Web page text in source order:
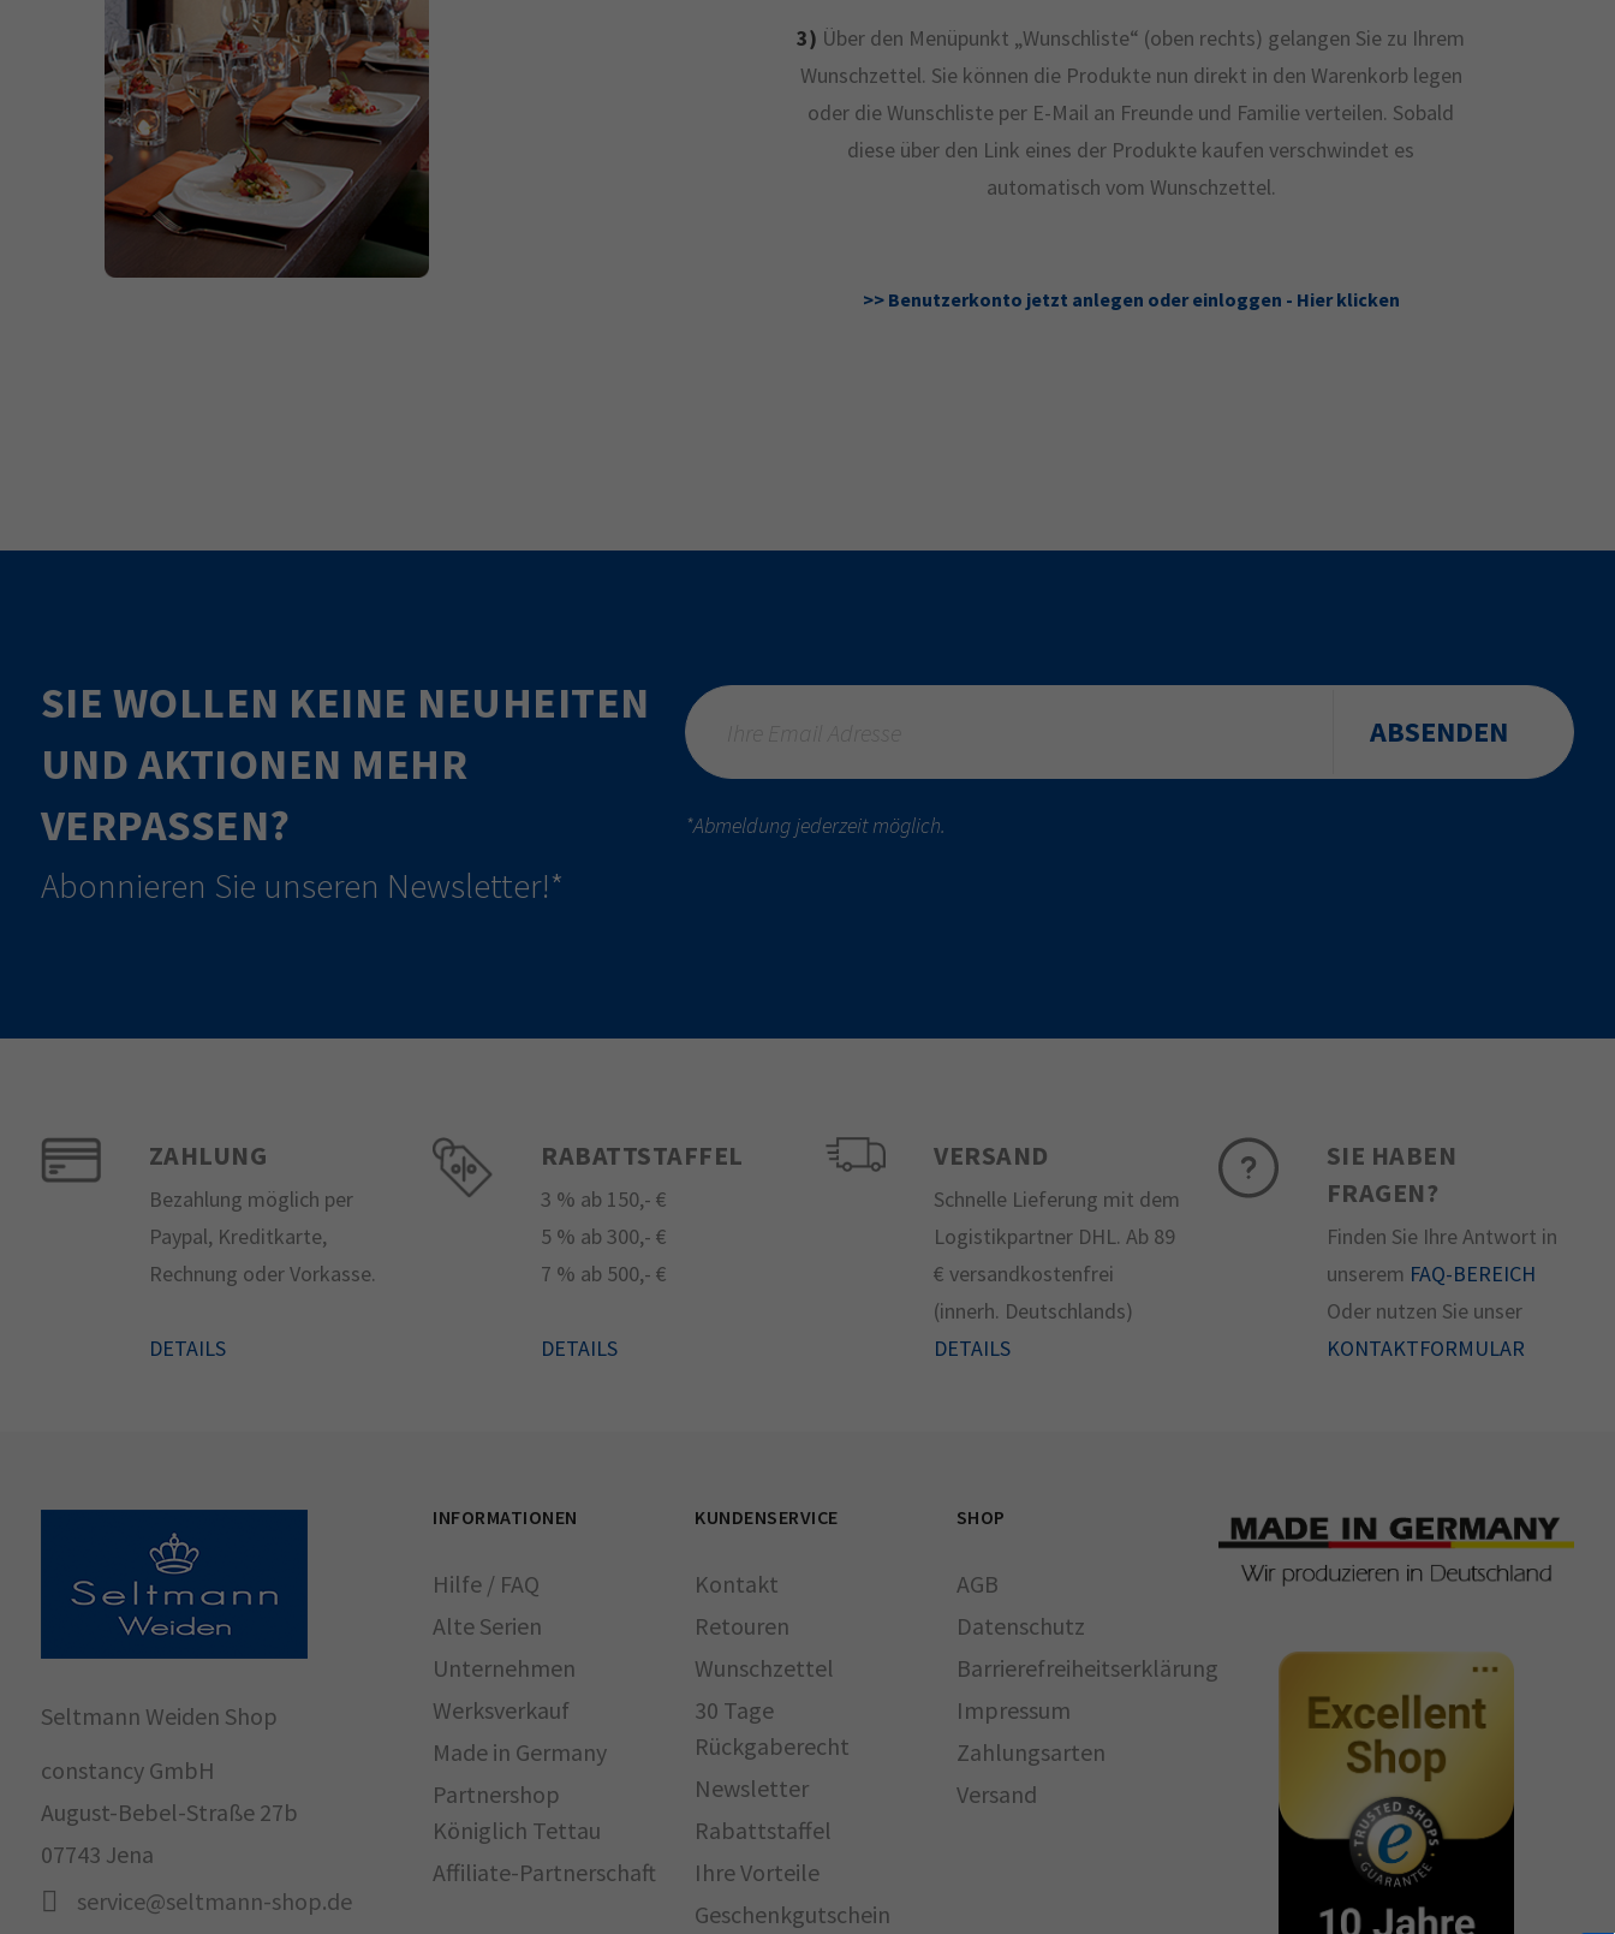
3) Über den Menüpunkt „Wunschliste“ (oben rechts) gelangen Sie zu Ihrem
Wunschzettel. Sie können die Produkte nun direkt in den Warenkorb legen
oder die Wunschliste per E-Mail an Freunde und Familie verteilen. Sobald
diese über den Link eines der Produkte kaufen verschwindet es
automatisch vom Wunschzettel.
>> Benutzerkonto jetzt anlegen oder einloggen - Hier klicken
SIE WOLLEN KEINE NEUHEITEN
UND AKTIONEN MEHR
VERPASSEN?
Abonnieren Sie unseren Newsletter!*
ABSENDEN
*Abmeldung jederzeit möglich.
ZAHLUNG
Bezahlung möglich per
Paypal, Kreditkarte,
Rechnung oder Vorkasse.
DETAILS
RABATTSTAFFEL
3 % ab 150,- €
5 % ab 300,- €
7 % ab 500,- €
DETAILS
VERSAND
Schnelle Lieferung mit dem
Logistikpartner DHL. Ab 89
€ versandkostenfrei
(innerh. Deutschlands)
DETAILS
SIE HABEN
FRAGEN?
Finden Sie Ihre Antwort in
unserem FAQ-BEREICH
Oder nutzen Sie unser
KONTAKTFORMULAR
Seltmann Weiden Shop
constancy GmbH
August-Bebel-Straße 27b
07743 Jena
service@seltmann-shop.de
INFORMATIONEN
Hilfe / FAQ
Alte Serien
Unternehmen
Werksverkauf
Made in Germany
Partnershop
Königlich Tettau
Affiliate-Partnerschaft
KUNDENSERVICE
Kontakt
Retouren
Wunschzettel
30 Tage
Rückgaberecht
Newsletter
Rabattstaffel
Ihre Vorteile
Geschenkgutschein
SHOP
AGB
Datenschutz
Barrierefreiheitserklärung
Impressum
Zahlungsarten
Versand